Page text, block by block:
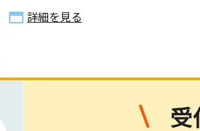
詳細を見る
受